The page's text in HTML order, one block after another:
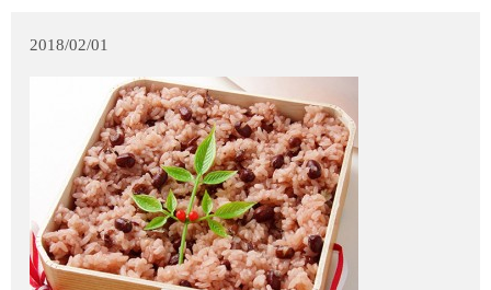
2018/02/01